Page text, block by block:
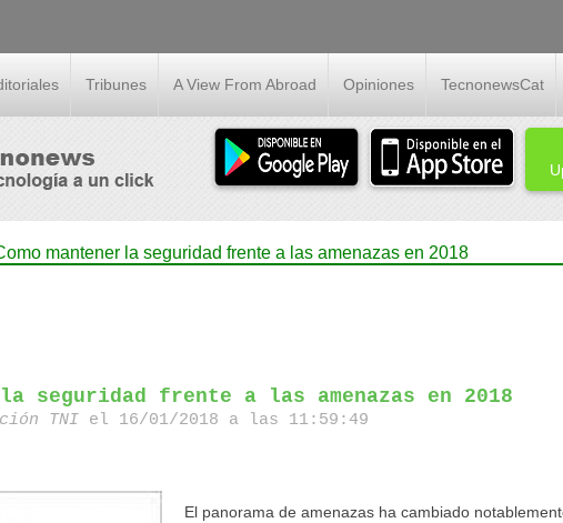
Tribunes A View From Abroad Opiniones TecnonewsCat
mantener la seguridad frente a las amenazas en 2018
la seguridad frente a las amenazas en 2018
TNI el 16/01/2018 a las 11:59:49
El panorama de amenazas ha cambiado